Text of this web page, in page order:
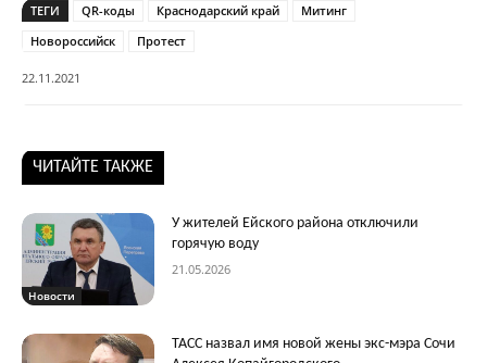
ТЕГИ QR-коды Краснодарский край
Митинг
Новороссийск
Протест
22.11.2021
ЧИТАЙТЕ ТАКЖЕ
Новости
У жителей Ейского района отключили
горячую воду
21.05.2026
ТАСС назвал имя новой жены экс-мэра Сочи